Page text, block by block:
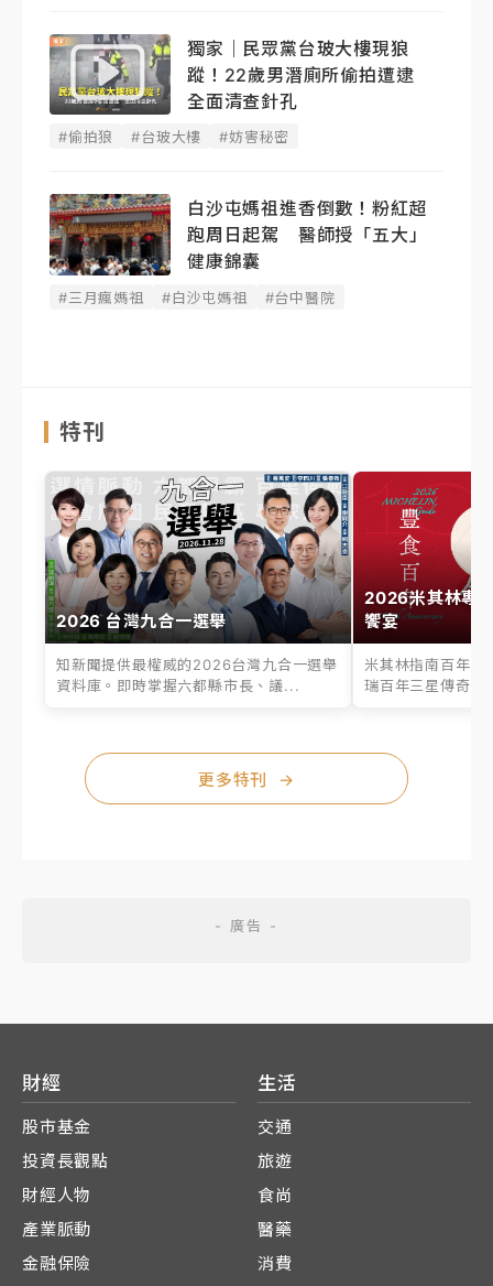
獨家｜民眾黨台玻大樓現狼
蹤！22歲男潛廁所偷拍遭逮
全面清查針孔
#偷拍狼 #台玻大樓 #妨害秘密
白沙屯媽祖進香倒數！粉紅超
跑周日起駕 醫師授「五大」
健康錦囊
#三月瘋媽祖 #白沙屯媽祖 #台中醫院
特刊
2026 台灣九合一選舉
知新聞提供最權威的2026台灣九合一選舉
資料庫。即時掌握六都縣市長、議...
2026米其林專
饗宴
米其林指南百年之
瑞百年三星傳奇、
更多特刊 →
財經
股市基金
投資長觀點
財經人物
產業脈動
金融保險
生活
交通
旅遊
食尚
醫藥
消費